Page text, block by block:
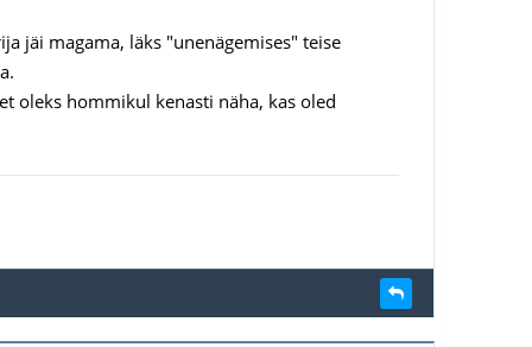
jäi magama, läks "unenägemises" teise
oleks hommikul kenasti näha, kas oled